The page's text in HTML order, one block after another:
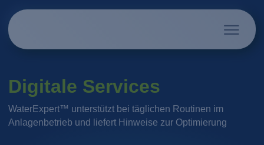
Digitale Services
WaterExpert™ unterstützt bei täglichen Routinen im
Anlagenbetrieb und liefert Hinweise zur Optimierung